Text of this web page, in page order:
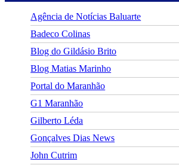
Agência de Notícias Baluarte
Badeco Colinas
Blog do Gildásio Brito
Blog Matias Marinho
Portal do Maranhão
G1 Maranhão
Gilberto Léda
Gonçalves Dias News
John Cutrim